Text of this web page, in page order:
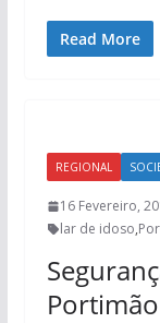
Read More
REGIONAL
16 Fevereiro,
lar de idoso,
Portimão